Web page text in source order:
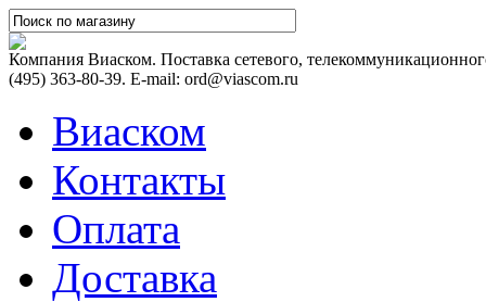
Компания Виаском. Поставка сетевого,
(495) 363-80-39. E-mail: ord@viascom.ru
Виаском
Контакты
Оплата
Доставка